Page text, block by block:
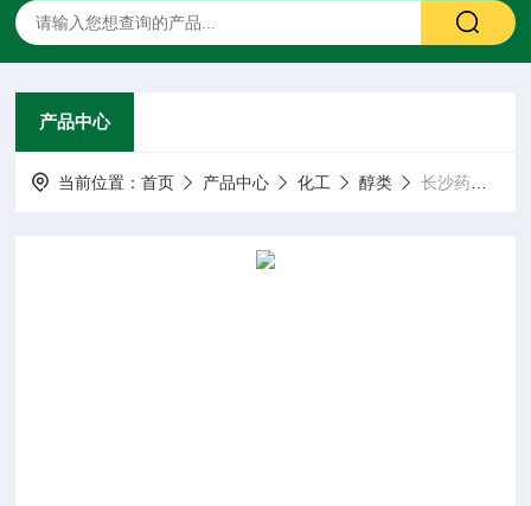
产品中心
当前位置：首页 产品中心 化工 醇类 长沙药用级制造商